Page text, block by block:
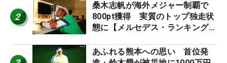
2
桑木志帆が海外メジャー制覇で
800pt獲得 実質のトップ独走状
態に【メルセデス・ランキング番
あふれる熊本への思い 首位発